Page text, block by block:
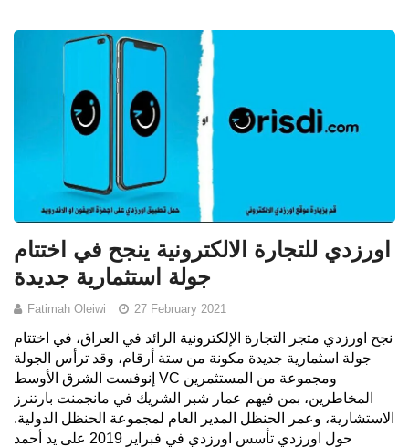
اورزدي للتجارة الالكترونية ينجح في اختتام
جولة استثمارية جديدة
Fatimah Oleiwi 27 February 2021
نجح اورزدي متجر التجارة الإلكترونية الرائد في العراق، في اختتام
جولة اسثمارية جديدة مكونة من ستة أرقام، وقد ترأس الجولة
إنوفست الشرق الأوسط VC ومجموعة من المستثمرين
المخاطرين، بمن فيهم عمار شبر الشريك في مانجمنت بارتنرز
الاستشارية، وعمر الحنظل المدير العام لمجموعة الحنظل الدولية.
حول اورزدي تأسس اورزدي في فبراير 2019 على يد أحمد